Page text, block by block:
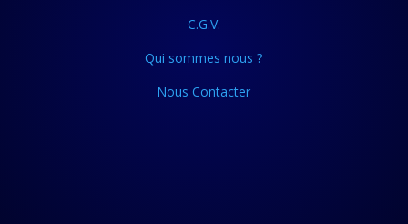
C.G.V.
Qui sommes nous ?
Nous Contacter